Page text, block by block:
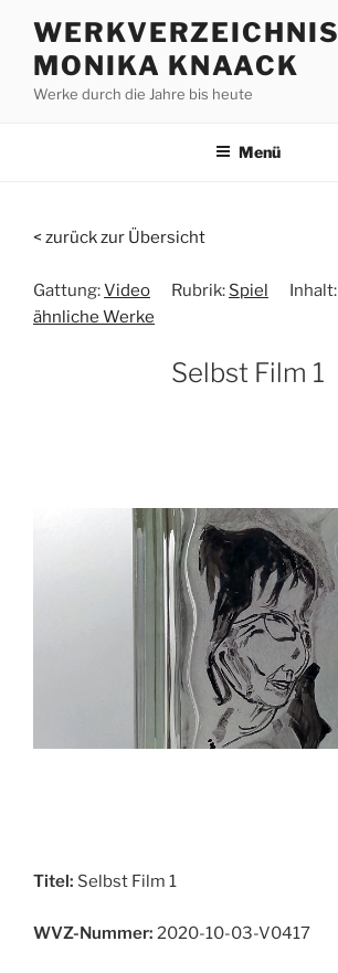
Inhalt
springen
WERKVERZEICHNIS
MONIKA KNAACK
Werke durch die Jahre bis heute
Menü
< zurück zur Übersicht
Gattung:Video Rubrik: Spiel Inhalt:
ähnliche Werke
Selbst Film 1
Titel: Selbst Film 1
WVZ-Nummer: 2020-10-03-V0417